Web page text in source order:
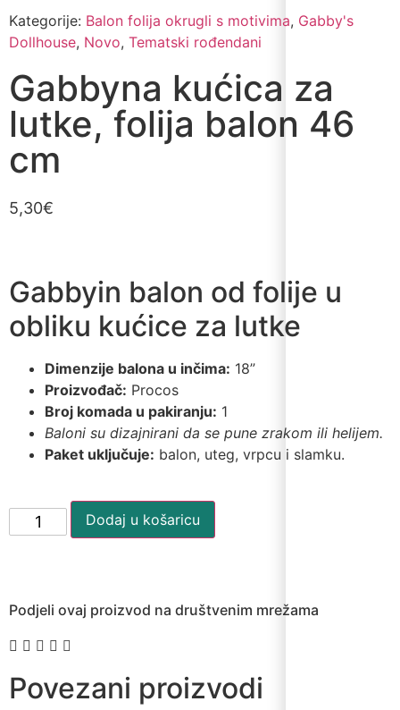
Kategorije: Balon folija okrugli s motivima, Gabby's
Dollhouse, Novo, Tematski rođendani
Gabbyna kućica za
lutke, folija balon 46
cm
5,30€
Gabbyin balon od folije u
obliku kućice za lutke
Dimenzije balona u inčima: 18”
Proizvođač: Procos
Broj komada u pakiranju: 1
Baloni su dizajnirani da se pune zrakom ili helijem.
Paket uključuje: balon, uteg, vrpcu i slamku.
Dodaj u košaricu
Podjeli ovaj proizvod na društvenim mrežama
Povezani proizvodi